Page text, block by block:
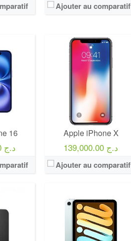
Ajouter au comparatif
16
199,872.00 د.ج
Apple iPhone X
139,000.00 د.ج
Ajouter au comparatif